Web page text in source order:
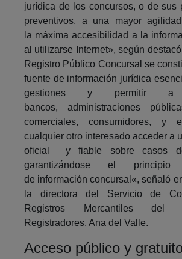
jurídica de los concursos, o de sus
preventivos, a una mayor
la máxima accesibilidad a la
al utilizarse Internet», según
Registro Público Concursal se
fuente de información jurídica
gestiones y permitir a
bancos, administraciones
comerciales, consumidores, y
cualquier otro interesado acceder a
oficial y fiable sobre casos
garantizándose el
de información concursal«, señaló
la directora del Servicio de
Registros Mercantiles del
Registradores, Ana del Valle.
Acceso público y